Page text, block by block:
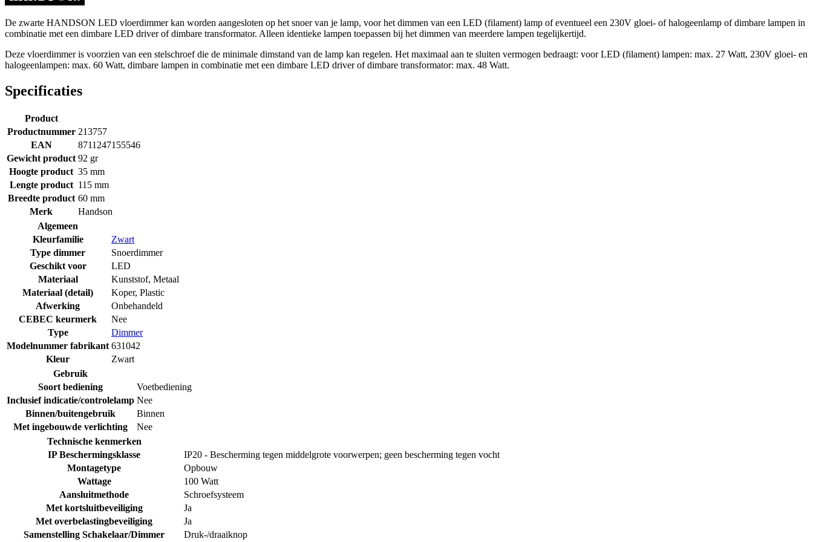
De zwarte HANDSON LED vloerdimmer kan worden aangesloten op het snoer van je lamp, voor het dimmen van een LED (filament) lamp of eventueel een 230V gloei- of halogeenlamp of dimbare lampen in
combinatie met een dimbare LED driver of dimbare transformator. Alleen identieke lampen toepassen bij het dimmen van meerdere lampen tegelijkertijd.
Deze vloerdimmer is voorzien van een stelschroef die de minimale dimstand van de lamp kan regelen. Het maximaal aan te sluiten vermogen bedraagt: voor LED (filament) lampen: max. 27 Watt, 230V gloei- en
halogeenlampen: max. 60 Watt, dimbare lampen in combinatie met een dimbare LED driver of dimbare transformator: max. 48 Watt.
Specificaties
Product
Productnummer 213757
EAN
8711247155546
Gewicht product 92 gr
Hoogte product 35 mm
Lengte product 115 mm
Breedte product 60 mm
Merk
Handson
Algemeen
Kleurfamilie
Zwart
Type dimmer
Snoerdimmer
Geschikt voor
LED
Materiaal
Kunststof, Metaal
Materiaal (detail)
Koper, Plastic
Afwerking
Onbehandeld
CEBEC keurmerk
Nee
Type
Dimmer
Modelnummer fabrikant 631042
Kleur
Zwart
Gebruik
Soort bediening
Voetbediening
Inclusief indicatie/controlelamp Nee
Binnen/buitengebruik
Binnen
Met ingebouwde verlichting
Nee
Technische kenmerken
IP Beschermingsklasse
IP20 - Bescherming tegen middelgrote voorwerpen; geen bescherming tegen vocht
Montagetype
Opbouw
Wattage
100 Watt
Aansluitmethode
Schroefsysteem
Met kortsluitbeveiliging
Ja
Met overbelastingbeveiliging
Ja
Samenstelling Schakelaar/Dimmer
Druk-/draaiknop